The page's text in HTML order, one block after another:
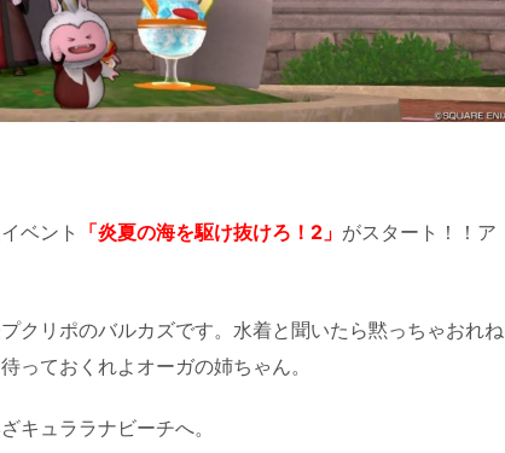
ベント 「炎夏の海を駆け抜けろ！ 2 」 がスタート！！ア
クリポのバルカズです。水着と聞いたら黙っちゃおれね
っておくれよオーガの姉ちゃん。
キュララナビーチへ。